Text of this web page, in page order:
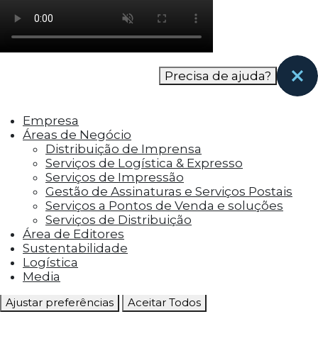
como os visitantes interagem com o site. Esses
cookies ajudam a fornecer informações sobre
as métricas do número de visitantes, taxa de
rejeição, origem do tráfego, etc.
funcionalidades, como compartilhar o
conteúdo do site em plataformas de social
media, coletar feedbacks e outros recursos de
terceiros.
Cookies Marketing
Os cookies de marketing são usados para
entregar aos visitantes anúncios
personalizados com base nas páginas que eles
visitaram antes e analisar a eficácia da
campanha publicitária.
Ajustar preferências Aceitar Todos
Precisa de ajuda?
Empresa
Áreas de Negócio
Distribuição de Imprensa
Serviços de Logística & Expresso
Serviços de Impressão
Gestão de Assinaturas e Serviços Postais
Serviços a Pontos de Venda e soluções
Serviços de Distribuição
Área de Editores
Sustentabilidade
Logística
Media